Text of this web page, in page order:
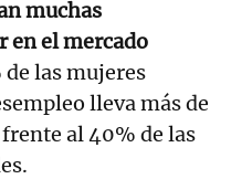
muchas
en el mercado
de las mujeres
lleva más de
al 40% de las